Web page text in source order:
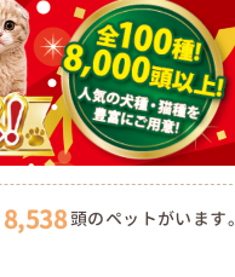
8,538頭のペットがいます。